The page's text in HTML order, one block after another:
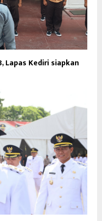
Lapas Kediri siapkan